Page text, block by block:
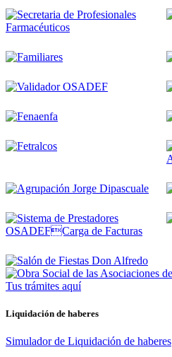
Tus trámites aquí
Liquidación de haberes
Simulador de Liquidación de haberes